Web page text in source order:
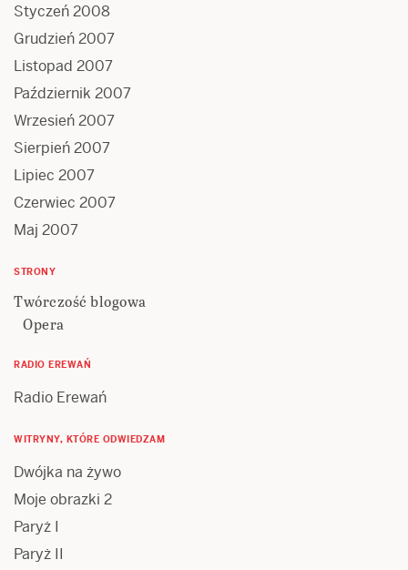
Styczeń 2008
Grudzień 2007
Listopad 2007
Październik 2007
Wrzesień 2007
Sierpień 2007
Lipiec 2007
Czerwiec 2007
Maj 2007
STRONY
Twórczość blogowa
Opera
RADIO EREWAŃ
Radio Erewań
WITRYNY, KTÓRE ODWIEDZAM
Dwójka na żywo
Moje obrazki 2
Paryż I
Paryż II